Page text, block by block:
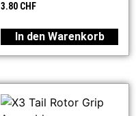
3.80 CHF
In den Warenkorb